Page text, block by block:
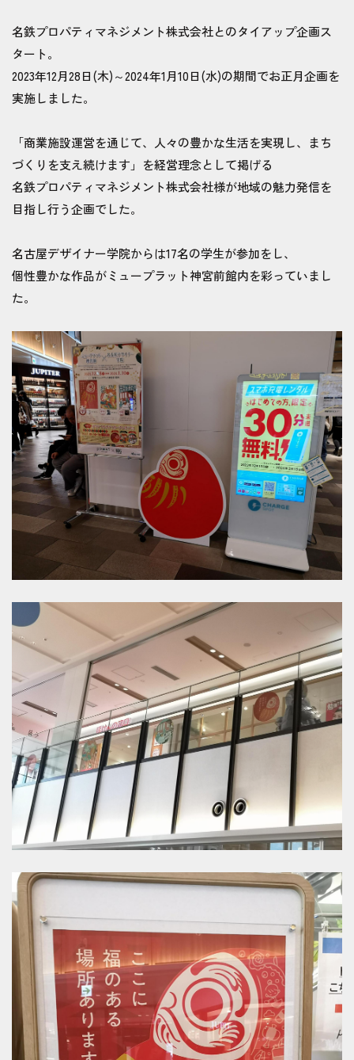
名鉄プロパティマネジメント株式会社とのタイアップ企画ス
タート。
2023年12月28日(木)～2024年1月10日(水)の期間でお正月企画を
実施しました。
「商業施設運営を通じて、人々の豊かな生活を実現し、まち
づくりを支え続けます」を経営理念として掲げる
名鉄プロパティマネジメント株式会社様が地域の魅力発信を
目指し行う企画でした。
名古屋デザイナー学院からは17名の学生が参加をし、
個性豊かな作品がミュープラット神宮前館内を彩っていまし
た。